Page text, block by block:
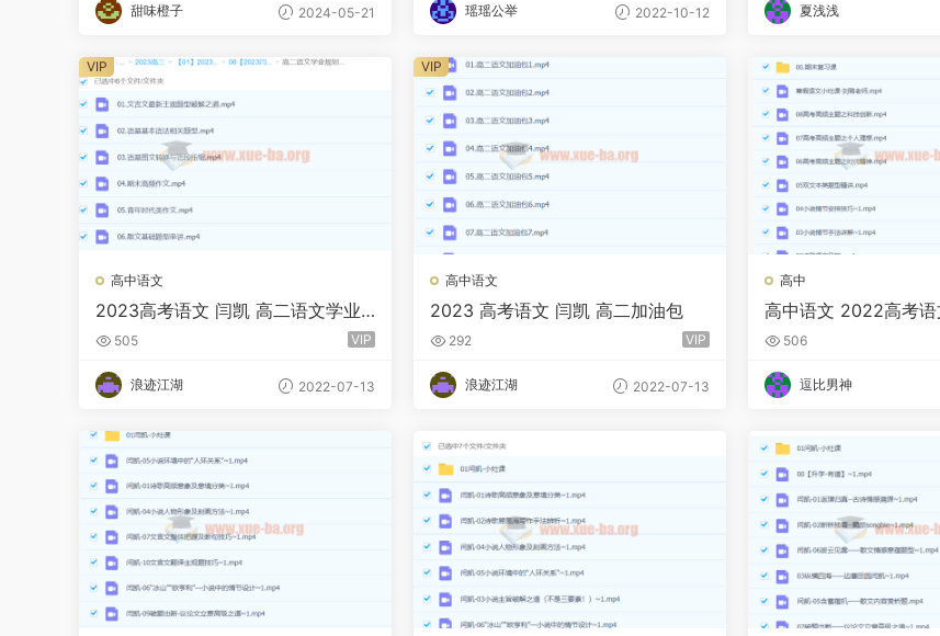
甜味橙子 2024-05-21 瑶瑶公举 2022-10-12 夏浅浅
高中语文
2023高考语文 闫凯 高二语文学业
规划补充包
505 VIP
浪迹江湖 2022-07-13
VIP
高中语文
2023 高考语文 闫凯 高二加油包
292 VIP
浪迹江湖 2022-07-13
VIP
高中
高中语文 2022高考语
班 寒假班
506
逗比男神